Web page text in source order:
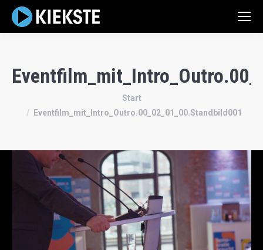
Sie befinden sich hier:Start
Eventfilm_mit_Intro_Outro.00_02_01_00.Standbild001